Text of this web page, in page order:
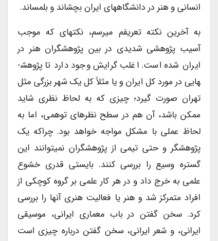
انسانی و هنر در دانشگاه­های ایران بچشاند و بلمساند.
به آخرین نکته تعریفم می­رسم، نکته­ای که موجب
آسیب پژوهشی شدیدی در بین پژوهشگران هنر در
ایران شده است. اغلب گرایش وجود دارد تا پژوهش­
هایی در مورد کل ایران و یا مثلاً کل یک شهر بزرگی مثل
تهران صورت گیرد؛ چیزی که به لحاظ نظری شاید
ممکن باشد، آن هم در سطح نظرهای توهمی، اما به
لحاظ عملی با مشکل مواجه خواهد بود. چراکه یک
پژوهشگر و حتی تیمی از پژوهشگران نمی­توانند این
گستره وسیع را بررسی کنند. بایستی قدری خشوع
علمی به خرج داد و در هر کار علمی بر گروه کوچکی از
افراد متمرکز شد و هنر یا فعالیت هنری آنها را بررسی
کرد. سخن گفتن در باب معماری ایرانی، موسیقی
ایرانی، و شعر ایرانی، سخن گفتن درباره چیزی است